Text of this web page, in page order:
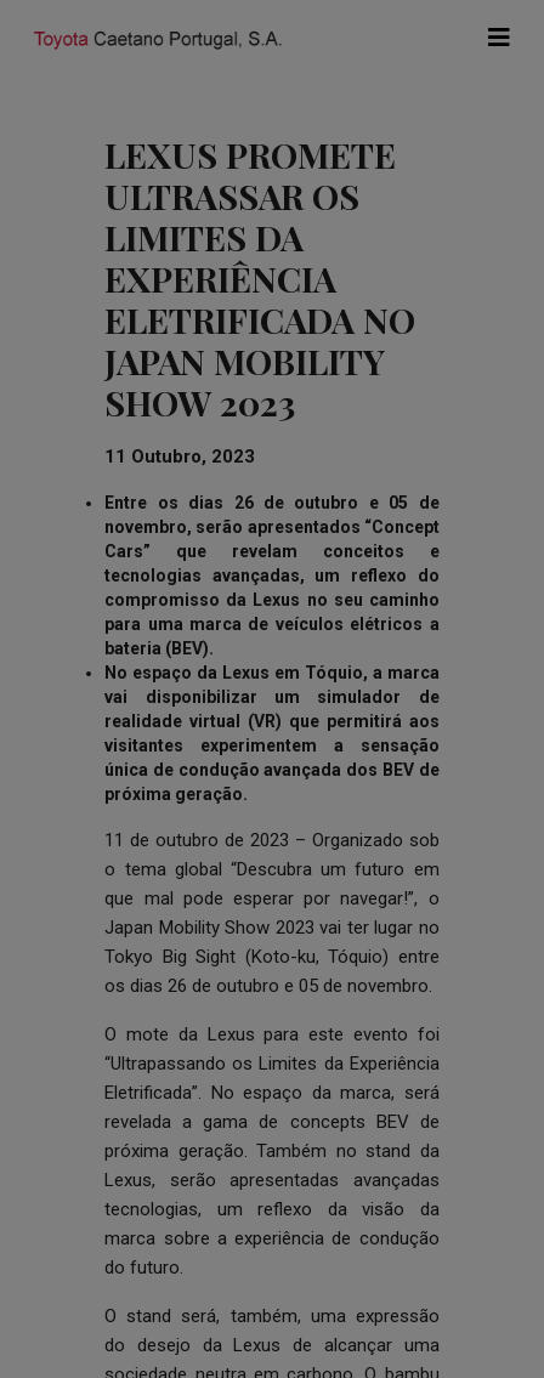
LEXUS PROMETE
ULTRASSAR OS
LIMITES DA
EXPERIÊNCIA
ELETRIFICADA NO
JAPAN MOBILITY
SHOW 2023
11 Outubro, 2023
Entre os dias 26 de outubro e 05 de
novembro, serão apresentados “Concept
Cars” que revelam conceitos e
tecnologias avançadas, um reflexo do
compromisso da Lexus no seu caminho
para uma marca de veículos elétricos a
bateria (BEV).
No espaço da Lexus em Tóquio, a marca
vai disponibilizar um simulador de
realidade virtual (VR) que permitirá aos
visitantes experimentem a sensação
única de condução avançada dos BEV de
próxima geração.
11 de outubro de 2023 – Organizado sob
o tema global “Descubra um futuro em
que mal pode esperar por navegar!”, o
Japan Mobility Show 2023 vai ter lugar no
Tokyo Big Sight (Koto-ku, Tóquio) entre
os dias 26 de outubro e 05 de novembro.
O mote da Lexus para este evento foi
“Ultrapassando os Limites da Experiência
Eletrificada”. No espaço da marca, será
revelada a gama de concepts BEV de
próxima geração. Também no stand da
Lexus, serão apresentadas avançadas
tecnologias, um reflexo da visão da
marca sobre a experiência de condução
do futuro.
O stand será, também, uma expressão
do desejo da Lexus de alcançar uma